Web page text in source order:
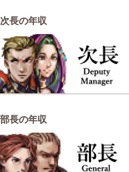
次長の年収
部長の年収